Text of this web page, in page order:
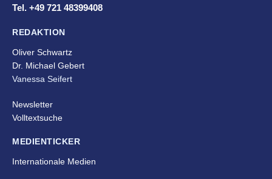
Tel. +49 721 48399408
REDAKTION
Oliver Schwartz
Dr. Michael Gebert
Vanessa Seifert
Newsletter
Volltextsuche
MEDIENTICKER
Internationale Medien